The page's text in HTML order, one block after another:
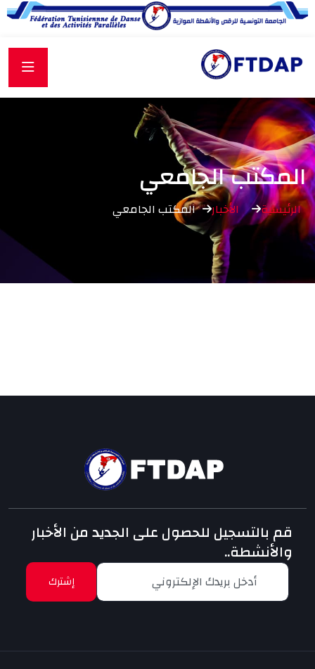
المكتب الجامعي
الرئيسية الأخبار المكتب الجامعي
قم بالتسجيل للحصول على الجديد من الأخبار
والأنشطة..
إشترك